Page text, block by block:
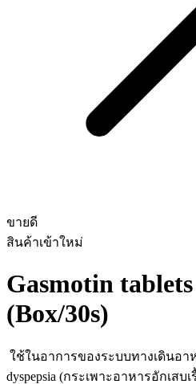
ขายดี
สินค้าเข้าใหม่
Gasmotin
(Box/30s)
ใช้ในอาการของระบบทางเดินอา
dyspepsia (กระเพาะอาหารอักเส